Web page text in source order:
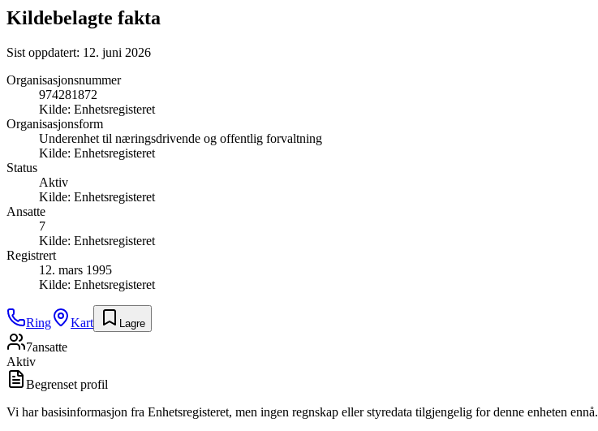
Kildebelagte fakta
Sist oppdatert: 12. juni 2026
Organisasjonsnummer
974281872
Kilde: Enhetsregisteret
Organisasjonsform
Underenhet til næringsdrivende og offentlig forvaltning
Kilde: Enhetsregisteret
Status
Aktiv
Kilde: Enhetsregisteret
Ansatte
7
Kilde: Enhetsregisteret
Registrert
12. mars 1995
Kilde: Enhetsregisteret
Ring Kart Lagre
7ansatte
Aktiv
Begrenset profil
Vi har basisinformasjon fra Enhetsregisteret, men ingen regnskap eller styredata tilgjengelig for denne enheten ennå.